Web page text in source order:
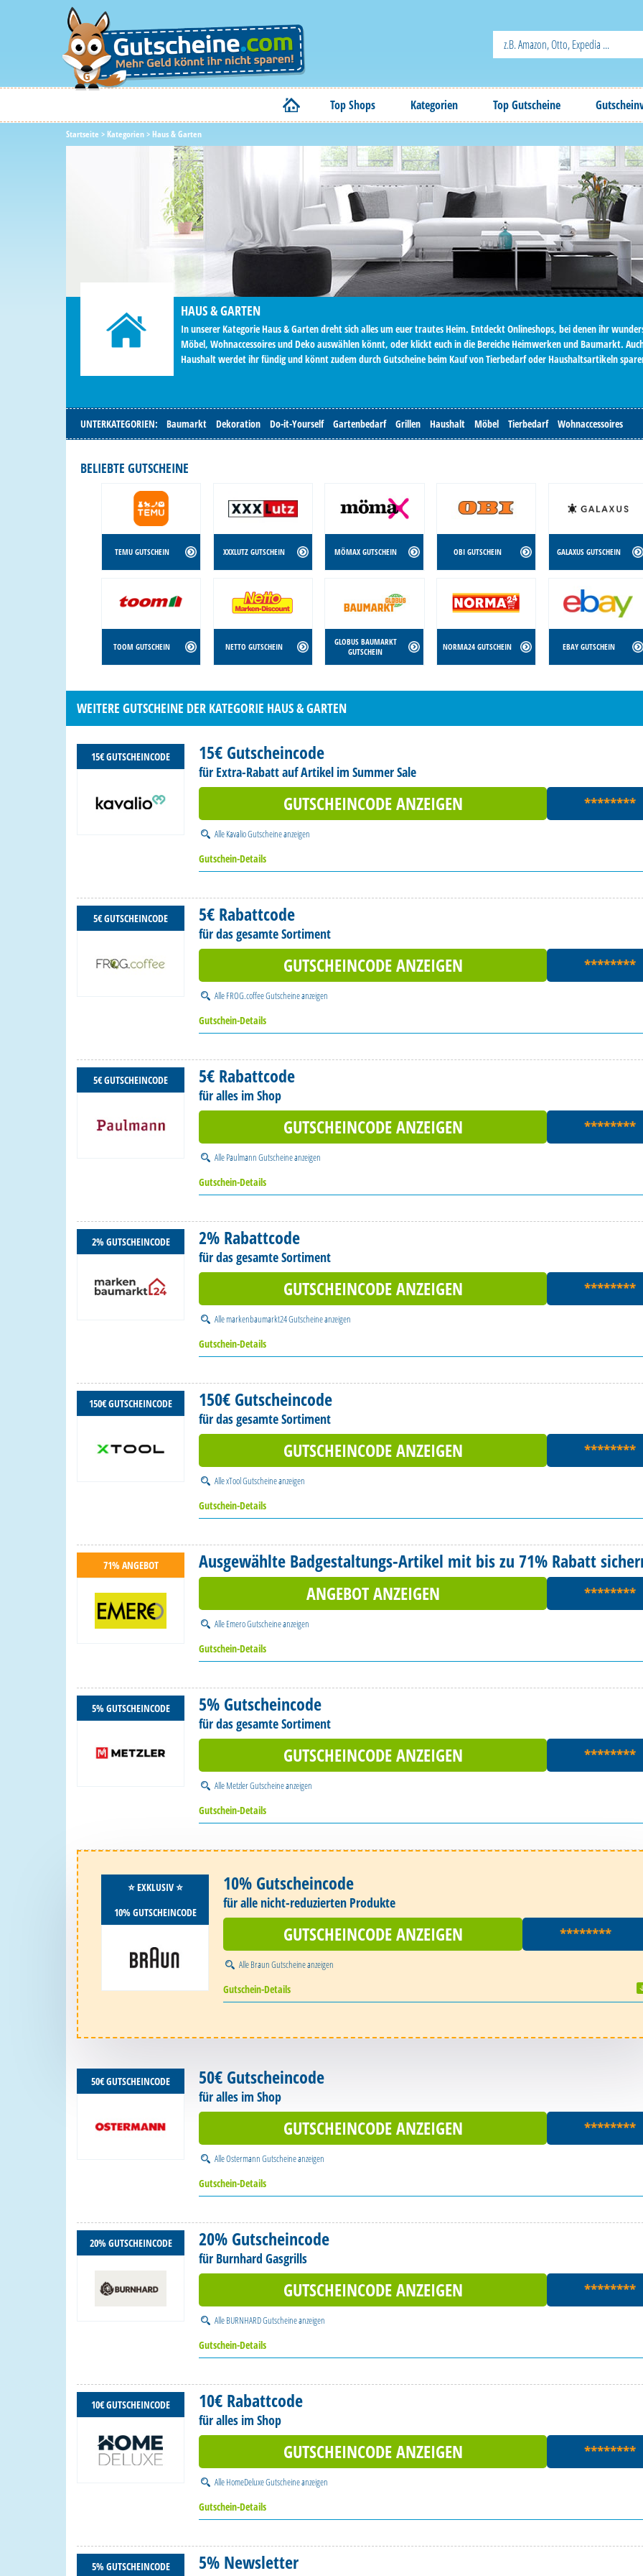
Top Shops Kategorien Top Gutscheine
Startseite >Kategorien>Haus & Garten
HAUS & GARTEN
In unserer Kategorie Haus & Garten dreht sich alles um euer trautes Heim. Entdeckt Onlineshops, bei denen ihr
Möbel, Wohnaccessoires und Deko auswählen könnt, oder klickt euch in die Bereiche Heimwerken und Baumarkt.
Haushalt werdet ihr fündig und könnt zudem durch Gutscheine beim Kauf von Tierbedarf oder Haushaltsartikeln
UNTERKATEGORIEN: Baumarkt Dekoration Do-it-Yourself Gartenbedarf Grillen Haushalt Möbel Tierbedarf Wohnaccessoires
BELIEBTE GUTSCHEINE
TEMU GUTSCHEIN XXXLUTZ GUTSCHEIN MÖMAX GUTSCHEIN OBI GUTSCHEIN GALAXUS GUTSCHEIN
TOOM GUTSCHEIN NETTO GUTSCHEIN
GLOBUS BAUMARKT
GUTSCHEIN
NORMA24 GUTSCHEIN EBAY GUTSCHEIN
WEITERE GUTSCHEINE DER KATEGORIE HAUS & GARTEN
15€ GUTSCHEINCODE 15€ Gutscheincode
für Extra-Rabatt auf Artikel im Summer Sale
GUTSCHEINCODE ANZEIGEN ********
AlleKavalio Gutscheineanzeigen
Gutschein-Details
5€ GUTSCHEINCODE 5€ Rabattcode
für das gesamte Sortiment
GUTSCHEINCODE ANZEIGEN ********
AlleFROG.coffee Gutscheineanzeigen
Gutschein-Details
5€ GUTSCHEINCODE 5€ Rabattcode
für alles im Shop
GUTSCHEINCODE ANZEIGEN ********
AllePaulmann Gutscheineanzeigen
Gutschein-Details
2% GUTSCHEINCODE 2% Rabattcode
für das gesamte Sortiment
GUTSCHEINCODE ANZEIGEN ********
Allemarkenbaumarkt24 Gutscheineanzeigen
Gutschein-Details
150€ GUTSCHEINCODE 150€ Gutscheincode
für das gesamte Sortiment
GUTSCHEINCODE ANZEIGEN ********
AllexTool Gutscheineanzeigen
Gutschein-Details
71% ANGEBOT
Ausgewählte Badgestaltungs-Artikel mit bis zu 71% Rabatt
ANGEBOT ANZEIGEN
********
AlleEmero Gutscheineanzeigen
Gutschein-Details
5% GUTSCHEINCODE 5% Gutscheincode
für das gesamte Sortiment
GUTSCHEINCODE ANZEIGEN ********
AlleMetzler Gutscheineanzeigen
Gutschein-Details
⭐️ EXKLUSIV ⭐️
10% GUTSCHEINCODE
10% Gutscheincode
für alle nicht-reduzierten Produkte
GUTSCHEINCODE ANZEIGEN ********
AlleBraun Gutscheineanzeigen
Gutschein-Details
50€ GUTSCHEINCODE 50€ Gutscheincode
für alles im Shop
GUTSCHEINCODE ANZEIGEN ********
AlleOstermann Gutscheineanzeigen
Gutschein-Details
20% GUTSCHEINCODE 20% Gutscheincode
für Burnhard Gasgrills
GUTSCHEINCODE ANZEIGEN ********
AlleBURNHARD Gutscheineanzeigen
Gutschein-Details
10€ GUTSCHEINCODE 10€ Rabattcode
für alles im Shop
GUTSCHEINCODE ANZEIGEN ********
AlleHomeDeluxe Gutscheineanzeigen
Gutschein-Details
5% GUTSCHEINCODE 5% Newsletter